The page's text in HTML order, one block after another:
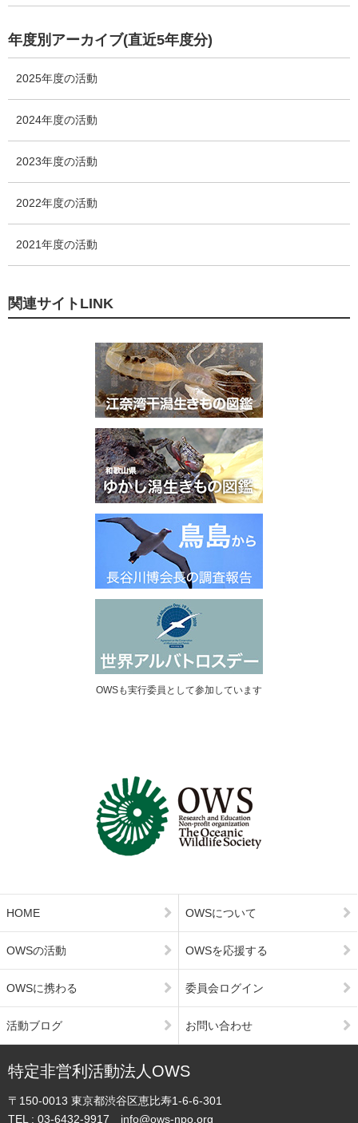
ー
リ
ー
年度別アーカイブ(直近5年度分)
2025年度の活動
2024年度の活動
2023年度の活動
2022年度の活動
2021年度の活動
関連サイトLINK
OWSも実行委員として参加しています
HOME
OWSの活動
OWSに携わる
活動ブログ
OWSについて
OWSを応援する
委員会ログイン
お問い合わせ
特定非営利活動法人OWS
〒150-0013 東京都渋谷区恵比寿1-6-6-301
TEL : 03-6432-9917 info@ows-npo.org